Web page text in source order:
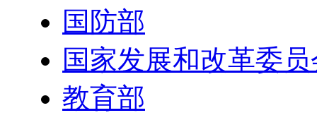
国防部
国家发展和改革委
教育部